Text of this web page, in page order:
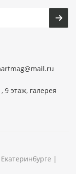
9 этаж, галерея
|